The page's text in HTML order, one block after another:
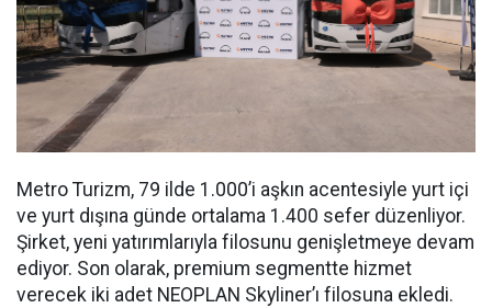
Metro Turizm, 79 ilde 1.000’i aşkın acentesiyle yurt içi
ve yurt dışına günde ortalama 1.400 sefer düzenliyor.
Şirket, yeni yatırımlarıyla filosunu genişletmeye devam
ediyor. Son olarak, premium segmentte hizmet
verecek iki adet NEOPLAN Skyliner’ı filosuna ekledi.